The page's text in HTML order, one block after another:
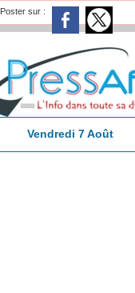
Poster sur :
Vendredi 7 Août